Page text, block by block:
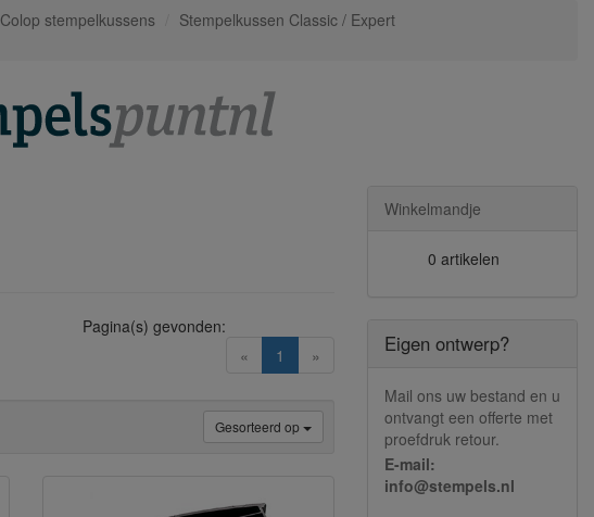
Colop stempelkussens
Stempelkussen Classic / Expert
«
1 (current)
»
Pagina(s) gevonden:
Gesorteerd op
Winkelmandje
0 artikelen
Eigen ontwerp?
Mail ons uw bestand en u
ontvangt een offerte met
proefdruk retour.
E-mail:
info@stempels.nl